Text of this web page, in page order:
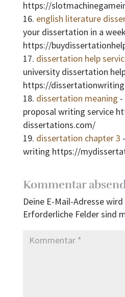
https://
english literature
your dissertation in a week
https://
dissertation help
university dissertation
https://
dissertation meaning
proposal writing service
dissertations.com/
dissertation chapter 3
writing https://
Kommentar
Deine E-Mail-Adresse
Erforderliche Felder sind